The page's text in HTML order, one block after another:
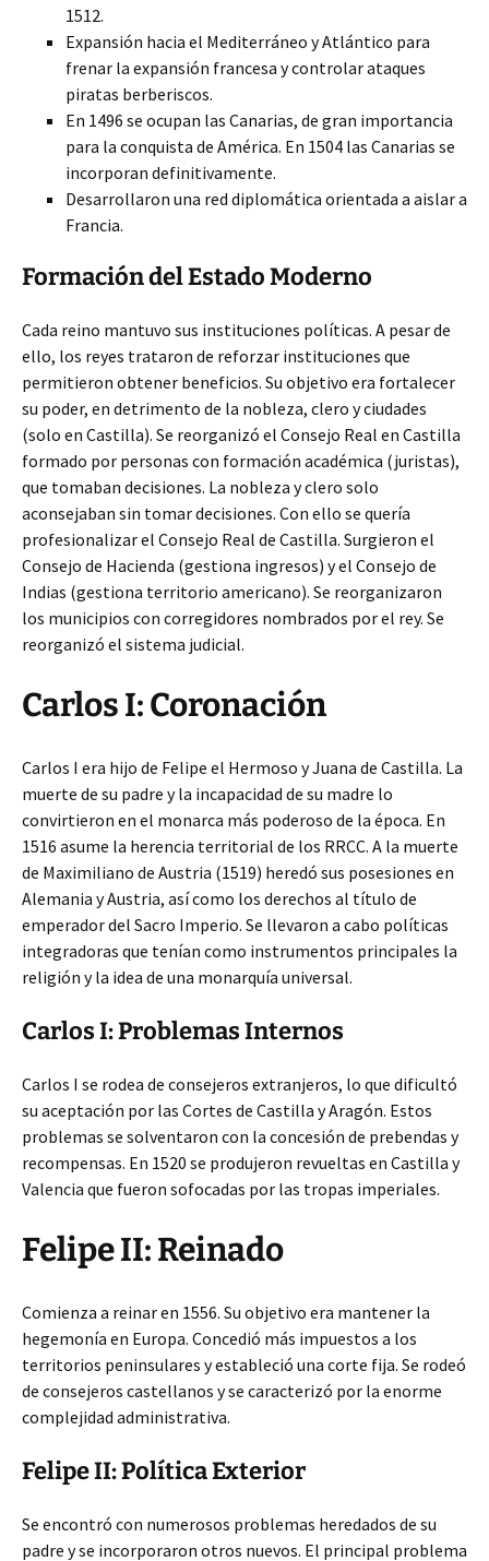
1512.
Expansión hacia el Mediterráneo y Atlántico para
frenar la expansión francesa y controlar ataques
piratas berberiscos.
En 1496 se ocupan las Canarias, de gran importancia
para la conquista de América. En 1504 las Canarias se
incorporan definitivamente.
Desarrollaron una red diplomática orientada a aislar a
Francia.
Formación del Estado Moderno
Cada reino mantuvo sus instituciones políticas. A pesar de
ello, los reyes trataron de reforzar instituciones que
permitieron obtener beneficios. Su objetivo era fortalecer
su poder, en detrimento de la nobleza, clero y ciudades
(solo en Castilla). Se reorganizó el Consejo Real en Castilla
formado por personas con formación académica (juristas),
que tomaban decisiones. La nobleza y clero solo
aconsejaban sin tomar decisiones. Con ello se quería
profesionalizar el Consejo Real de Castilla. Surgieron el
Consejo de Hacienda (gestiona ingresos) y el Consejo de
Indias (gestiona territorio americano). Se reorganizaron
los municipios con corregidores nombrados por el rey. Se
reorganizó el sistema judicial.
Carlos I: Coronación
Carlos I era hijo de Felipe el Hermoso y Juana de Castilla. La
muerte de su padre y la incapacidad de su madre lo
convirtieron en el monarca más poderoso de la época. En
1516 asume la herencia territorial de los RRCC. A la muerte
de Maximiliano de Austria (1519) heredó sus posesiones en
Alemania y Austria, así como los derechos al título de
emperador del Sacro Imperio. Se llevaron a cabo políticas
integradoras que tenían como instrumentos principales la
religión y la idea de una monarquía universal.
Carlos I: Problemas Internos
Carlos I se rodea de consejeros extranjeros, lo que dificultó
su aceptación por las Cortes de Castilla y Aragón. Estos
problemas se solventaron con la concesión de prebendas y
recompensas. En 1520 se produjeron revueltas en Castilla y
Valencia que fueron sofocadas por las tropas imperiales.
Felipe II: Reinado
Comienza a reinar en 1556. Su objetivo era mantener la
hegemonía en Europa. Concedió más impuestos a los
territorios peninsulares y estableció una corte fija. Se rodeó
de consejeros castellanos y se caracterizó por la enorme
complejidad administrativa.
Felipe II: Política Exterior
Se encontró con numerosos problemas heredados de su
padre y se incorporaron otros nuevos. El principal problema